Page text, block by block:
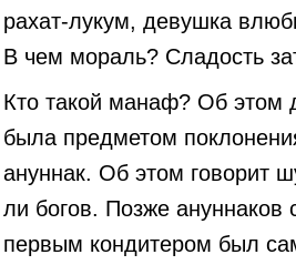
рахат-лукум, девушка
В чем мораль? Сладость
Кто такой манаф? Об этом
была предметом
ануннак. Об этом говорит
ли богов. Позже
первым кондитером был